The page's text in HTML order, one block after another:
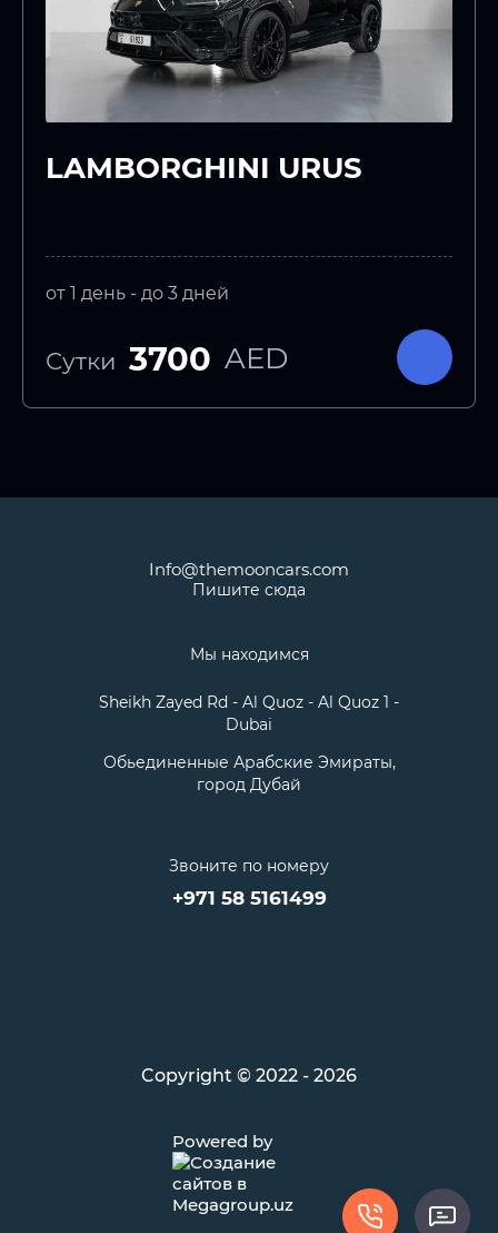
LAMBORGHINI URUS
от 1 день - до 3 дней
Сутки 3700 AED
Звоните по номеру
+971 58 5161499
Мы находимся
Sheikh Zayed Rd - Al Quoz - Al Quoz 1 -
Dubai
Обьединенные Арабские Эмираты,
город Дубай
Пишите сюда
Info@themooncars.com
Copyright © 2022 - 2026
Powered by